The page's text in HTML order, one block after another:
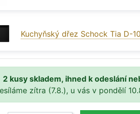
Kuchyňský dřez Schock Tia D-
2 kusy skladem, ihned k odeslání
zítra (7.8.), u vás v pondělí